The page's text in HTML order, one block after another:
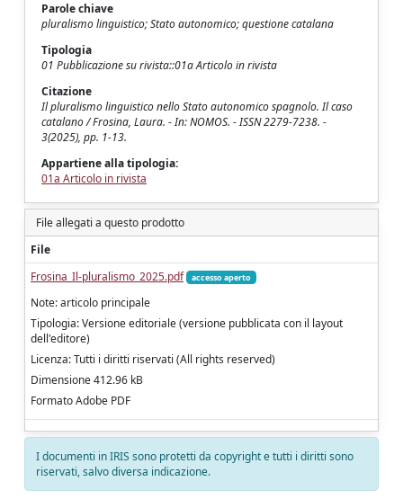
Parole chiave
pluralismo linguistico; Stato autonomico; questione catalana
Tipologia
01 Pubblicazione su rivista::01a Articolo in rivista
Citazione
Il pluralismo linguistico nello Stato autonomico spagnolo. Il caso
catalano / Frosina, Laura. - In: NOMOS. - ISSN 2279-7238. -
3(2025), pp. 1-13.
Appartiene alla tipologia:
01a Articolo in rivista
File allegati a questo prodotto
File
Frosina_Il-pluralismo_2025.pdf
accesso aperto
Note: articolo principale
Tipologia: Versione editoriale (versione pubblicata con il layout
dell'editore)
Licenza: Tutti i diritti riservati (All rights reserved)
Dimensione 412.96 kB
Formato Adobe PDF
I documenti in IRIS sono protetti da copyright e tutti i diritti sono
riservati, salvo diversa indicazione.